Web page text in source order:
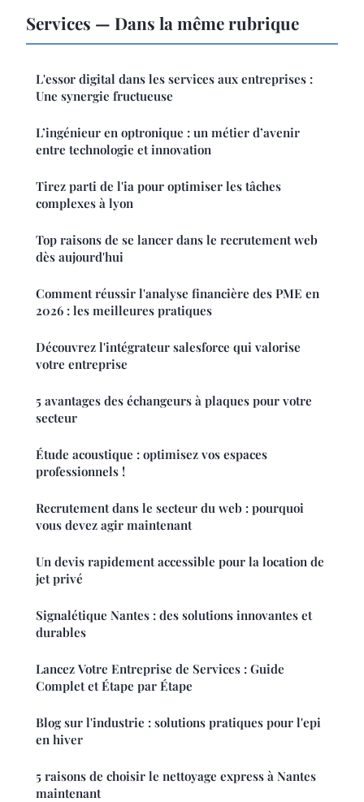
Services — Dans la même rubrique
L'essor digital dans les services aux entreprises :
Une synergie fructueuse
L’ingénieur en optronique : un métier d’avenir
entre technologie et innovation
Tirez parti de l'ia pour optimiser les tâches
complexes à lyon
Top raisons de se lancer dans le recrutement web
dès aujourd'hui
Comment réussir l'analyse financière des PME en
2026 : les meilleures pratiques
Découvrez l'intégrateur salesforce qui valorise
votre entreprise
5 avantages des échangeurs à plaques pour votre
secteur
Étude acoustique : optimisez vos espaces
professionnels !
Recrutement dans le secteur du web : pourquoi
vous devez agir maintenant
Un devis rapidement accessible pour la location de
jet privé
Signalétique Nantes : des solutions innovantes et
durables
Lancez Votre Entreprise de Services : Guide
Complet et Étape par Étape
Blog sur l'industrie : solutions pratiques pour l'epi
en hiver
5 raisons de choisir le nettoyage express à Nantes
maintenant